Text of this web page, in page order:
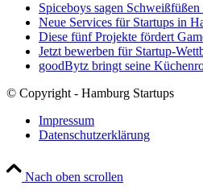
Spiceboys sagen
Neue Services für Startups in
Diese fünf Projekte fördert
Jetzt bewerben für Startup-
goodBytz bringt seine
© Copyright - Hamburg Startups
Impressum
Datenschutzerklärung
Nach oben scrollen